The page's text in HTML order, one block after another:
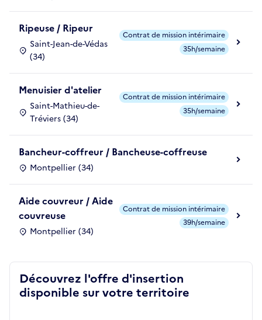
Ripeuse / Ripeur
Saint-Jean-de-Védas
(34)
Contrat de mission intérimaire
35h/semaine
Menuisier d'atelier
Saint-Mathieu-de-
Tréviers (34)
Contrat de mission intérimaire
35h/semaine
Bancheur-coffreur / Bancheuse-coffreuse
Montpellier (34)
Aide couvreur / Aide
couvreuse
Montpellier (34)
Contrat de mission intérimaire
39h/semaine
Découvrez l'offre d'insertion
disponible sur votre territoire